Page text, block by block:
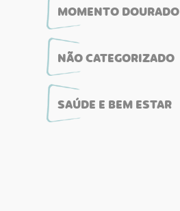
MOMENTO DOURADO
NÃO CATEGORIZADO
SAÚDE E BEM ESTAR